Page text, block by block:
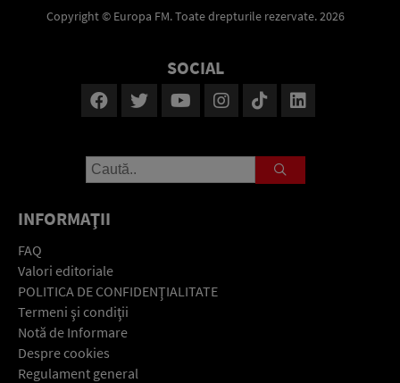
Copyright © Europa FM. Toate drepturile rezervate. 2026
SOCIAL
INFORMAŢII
FAQ
Valori editoriale
POLITICA DE CONFIDENŢIALITATE
Termeni şi condiţii
Notă de Informare
Despre cookies
Regulament general